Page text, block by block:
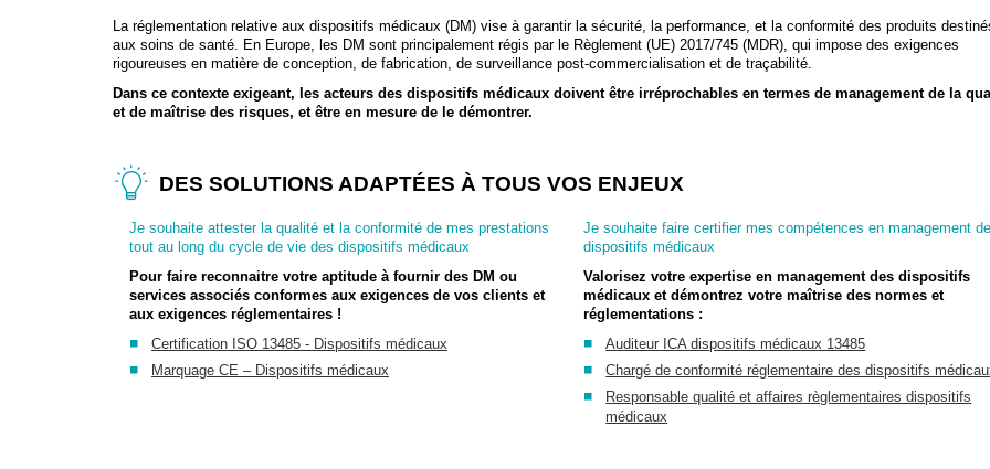
La réglementation relative aux dispositifs médicaux (DM) vise à garantir la sécurité, la performance, et la conformité des produits
aux soins de santé. En Europe, les DM sont principalement régis par le Règlement (UE) 2017/745 (MDR), qui impose des exigences
rigoureuses en matière de conception, de fabrication, de surveillance post-commercialisation et de traçabilité.
Dans ce contexte exigeant, les acteurs des dispositifs médicaux doivent être irréprochables en termes de management de la
et de maîtrise des risques, et être en mesure de le démontrer.
DES SOLUTIONS ADAPTÉES À TOUS VOS ENJEUX
Je souhaite attester la qualité et la conformité de mes prestations
tout au long du cycle de vie des dispositifs médicaux
Pour faire reconnaitre votre aptitude à fournir des DM ou
services associés conformes aux exigences de vos clients et
aux exigences réglementaires !
Certification ISO 13485 - Dispositifs médicaux
Marquage CE – Dispositifs médicaux
Je souhaite faire certifier mes compétences en management
dispositifs médicaux
Valorisez votre expertise en management des dispositifs
médicaux et démontrez votre maîtrise des normes et
réglementations :
Auditeur ICA dispositifs médicaux 13485
Chargé de conformité réglementaire des dispositifs
Responsable qualité et affaires règlementaires dispositifs
médicaux